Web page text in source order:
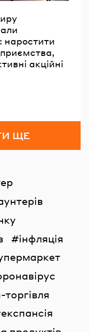
наростити
акційні
ЩЕ
інфляція
експансія